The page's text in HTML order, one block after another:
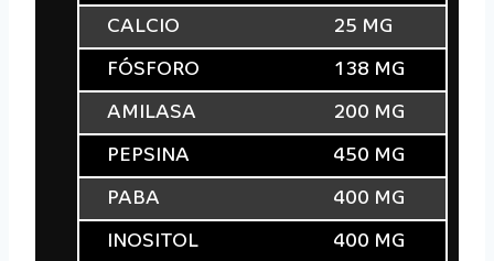
CALCIO 25 MG
FÓSFORO 138 MG
AMILASA 200 MG
PEPSINA 450 MG
PABA 400 MG
INOSITOL 400 MG